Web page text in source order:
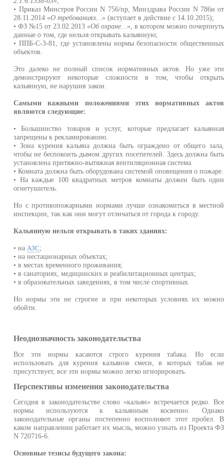
• Приказ Минстроя России N 756/пр, Минздрава России N 786н от
28.11.2014 «О требованиях… » (вступает в действие с 14.10.2015);
• ФЗ №15 от 23.02.2013 «Об охране… », в котором можно почерпнуть
данные о том, где нельзя открывать кальянную;
• ППБ-С-3-81, где установлены нормы безопасности общественных
объектов.
Это далеко не полный список нормативных актов. Но уже эти
демонстрируют некоторые сложности в том, чтобы открыть
кальянную, не нарушив закон.
Самыми важными положениями этих нормативных актов
являются следующие:
• Большинство товаров и услуг, которые предлагает кальянная
запрещены к рекламированию.
• Зона курения кальяна должна быть ограждено от общего зала,
чтобы не беспокоить дымом других посетителей. Здесь должна быть
установлена притяжно-вытяжная вентиляционная система.
• Комната должна быть оборудована системой оповещения о пожаре.
• На каждые 100 квадратных метров комнаты должен быть один
огнетушитель.
Но с противопожарными нормами лучше ознакомиться в местной
инспекции, так как они могут отличаться от города к городу.
Кальянную нельзя открывать в таких зданиях:
• на АЗС;
• на нестационарных объектах;
• в местах временного проживания;
• в санаториях, медицинских и реабилитационных центрах;
• в образовательных заведениях, в том числе спортивных.
Но нормы эти не строгие и при некоторых условиях их можно
обойти.
Неоднозначность законодательства
Все эти нормы касаются строго курения табака. Но если
использовать для курения кальянов смеси, в которых табак не
присутствует, все эти нормы можно легко игнорировать.
Перспективы изменения законодательства
Сегодня в законодательстве слово «кальян» встречается редко. Все
нормы используются к кальянным косвенно. Однако
законодательные органы постепенно восполняют этот пробел. В
каком направлении работает их мысль, можно узнать из Проекта ФЗ
N 720716-6.
Основные тезисы будущего закона: